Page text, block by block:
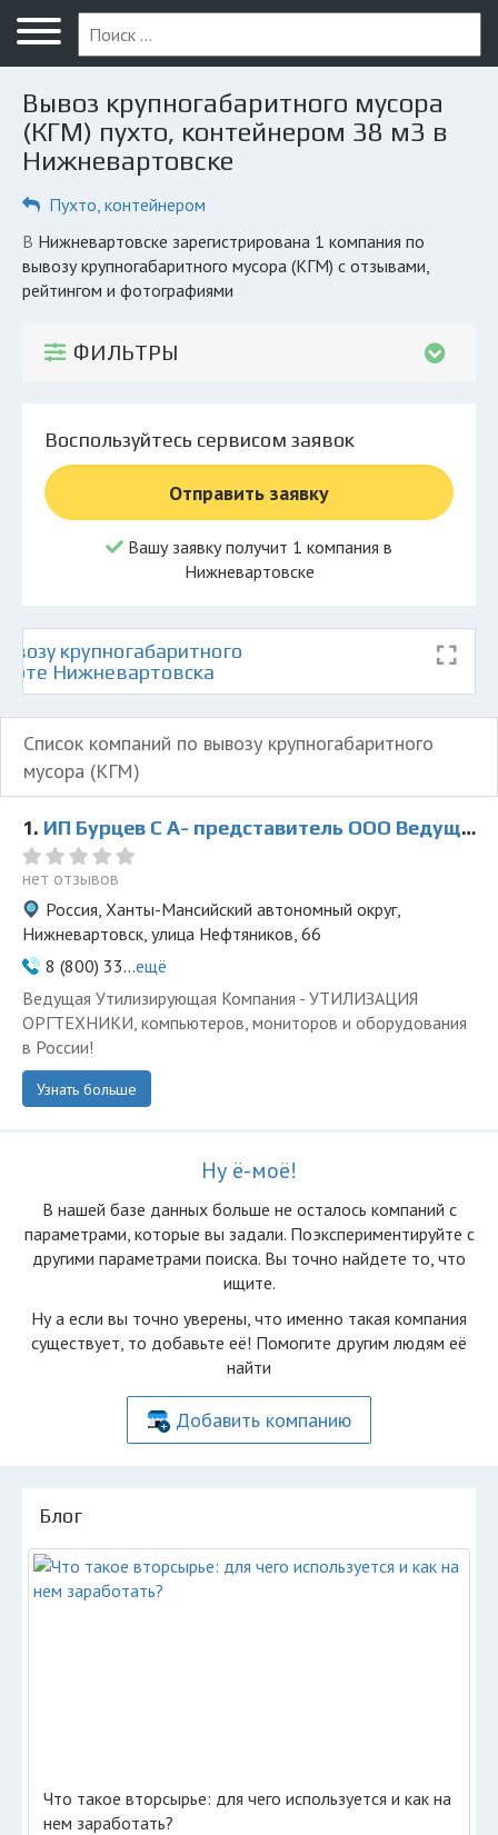
Меню
Главная
Вопрос юристу
Нижневартовск
ПОЛЬЗОВАТЕЛЯМ
Компании
Экоблог
Личный кабинет
Вывоз крупногабаритного мусора
(КГМ) пухто, контейнером 38 м3 в
Нижневартовске
Пухто, контейнером
в Нижневартовске зарегистрирована 1 компания по
вывозу крупногабаритного мусора (КГМ) с отзывами,
рейтингом и фотографиями
ФИЛЬТРЫ
Воспользуйтесь сервисом заявок
Отправить заявку
Вашу заявку получит 1 компания в
Нижневартовске
крупногабаритного
Нижневартовска
Список компаний по вывозу крупногабаритного
мусора (КГМ)
1. ИП Бурцев С А- представитель ООО Ведущая Утилизирующая Компания
нет отзывов
Россия, Ханты-Мансийский автономный округ,
Нижневартовск, улица Нефтяников, 66
8 (800) 33...ещё
Ведущая Утилизирующая Компания - УТИЛИЗАЦИЯ
ОРГТЕХНИКИ, компьютеров, мониторов и оборудования
в России!
Узнать больше
Ну ё-моё!
В нашей базе данных больше не осталоcь компаний с
параметрами, которые вы задали. Поэкспериментируйте с
другими параметрами поиска. Вы точно найдете то, что
ищите.
Ну а если вы точно уверены, что именно такая компания
существует, то добавьте её! Помогите другим людям её
найти
Добавить компанию
Блог
Что такое вторсырье: для чего используется и как на
нем заработать?